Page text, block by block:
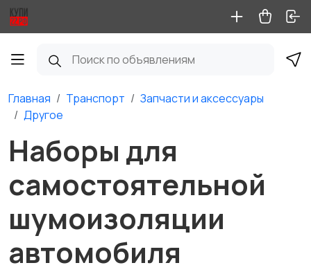
Главная Транспорт
Запчасти и аксессуары
Другое
Наборы для
самостоятельной
шумоизоляции
автомобиля